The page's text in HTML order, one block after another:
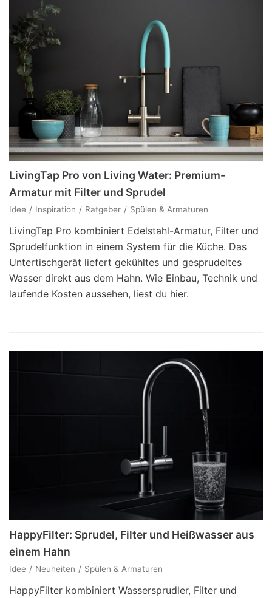
LivingTap Pro von Living Water: Premium-
Armatur mit Filter und Sprudel
Idee Inspiration Ratgeber Spülen & Armaturen
LivingTap Pro kombiniert Edelstahl-Armatur, Filter und
Sprudelfunktion in einem System für die Küche. Das
Untertischgerät liefert gekühltes und gesprudeltes
Wasser direkt aus dem Hahn. Wie Einbau, Technik und
laufende Kosten aussehen, liest du hier.
HappyFilter: Sprudel, Filter und Heißwasser aus
einem Hahn
Idee Neuheiten Spülen & Armaturen
HappyFilter kombiniert Wassersprudler, Filter und